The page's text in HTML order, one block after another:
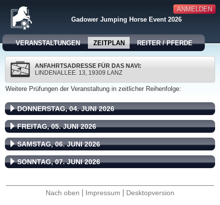
ANMELDEN
Gadower Jumping Horse Event 2026
VERANSTALTUNGEN ZEITPLAN REITER / PFERDE
ANFAHRTSADRESSE FÜR DAS NAVI:
LINDENALLEE. 13, 19309 LANZ
Weitere Prüfungen der Veranstaltung in zeitlicher Reihenfolge:
DONNERSTAG, 04. JUNI 2026
FREITAG, 05. JUNI 2026
SAMSTAG, 06. JUNI 2026
SONNTAG, 07. JUNI 2026
Nach oben Impressum Desktopversion